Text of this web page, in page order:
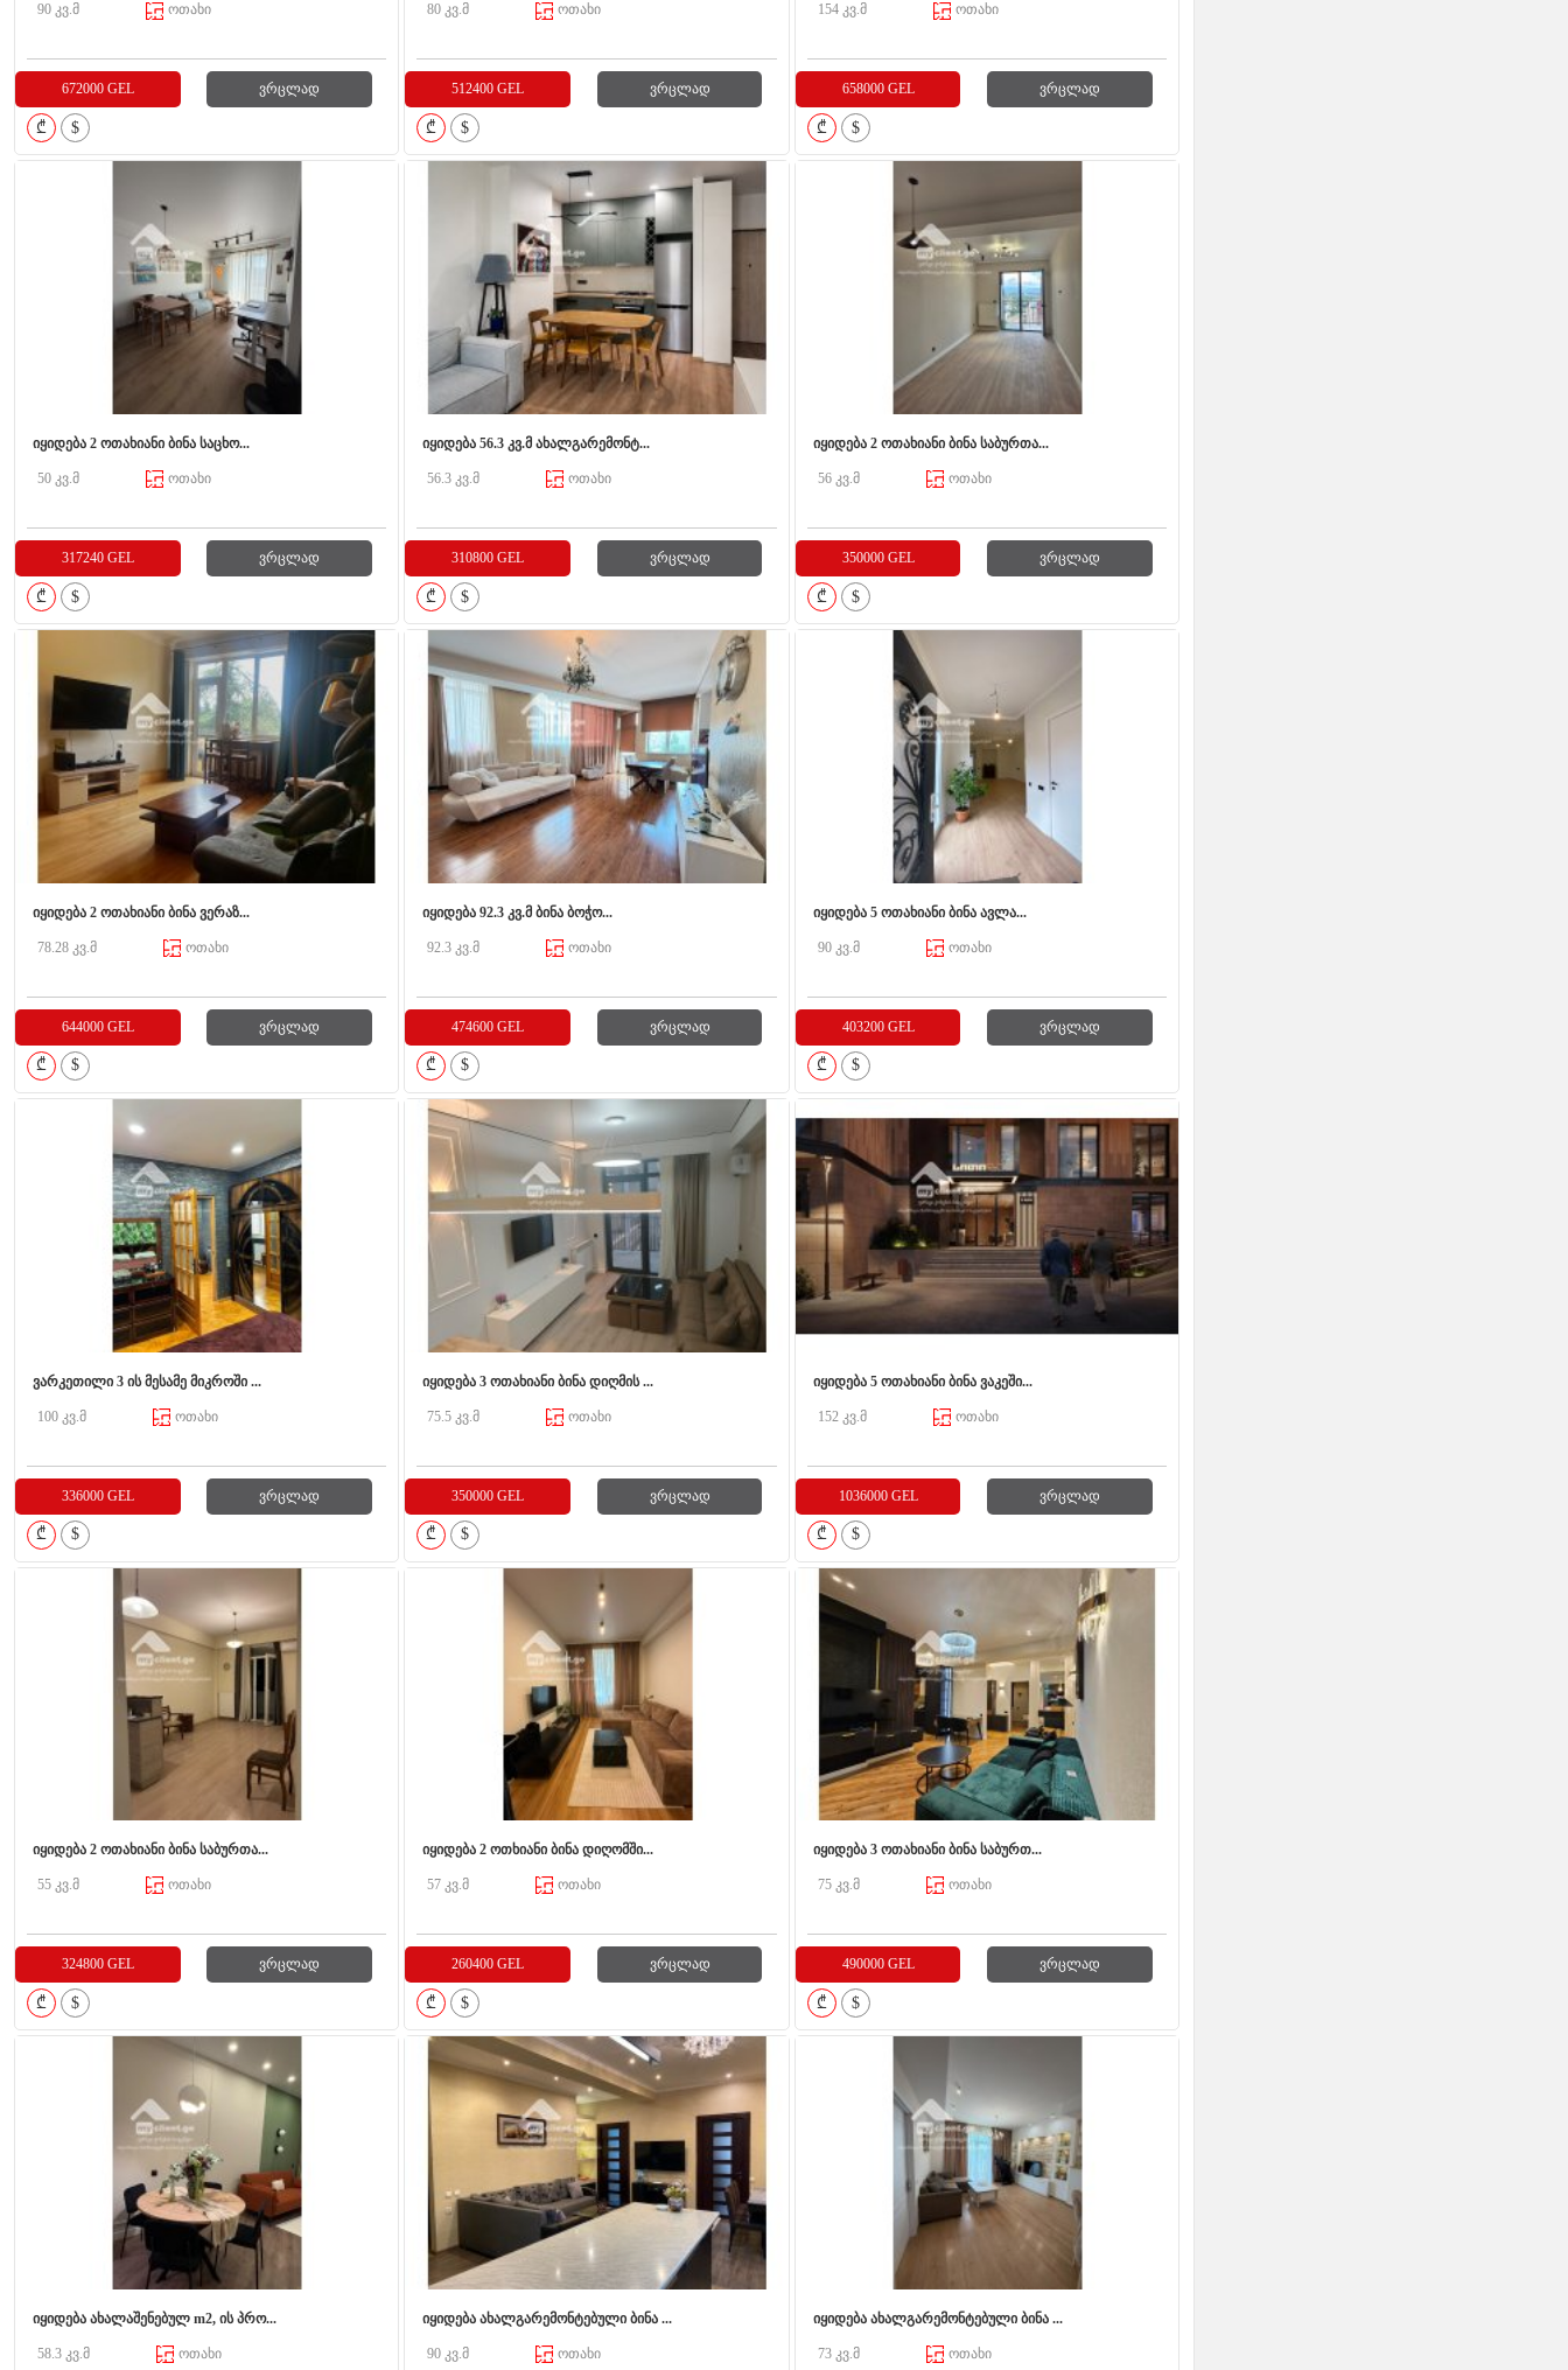
90 კვ.მ ოთახი
672000 GEL ვრცლად
₾ $
80 კვ.მ ოთახი
512400 GEL ვრცლად
₾ $
154 კვ.მ ოთახი
658000 GEL ვრცლად
₾ $
იყიდება 2 ოთახიანი ბინა საცხო...
50 კვ.მ ოთახი
317240 GEL ვრცლად
₾ $
იყიდება 56.3 კვ.მ ახალგარემონტ...
56.3 კვ.მ ოთახი
310800 GEL ვრცლად
₾ $
იყიდება 2 ოთახიანი ბინა საბურთა...
56 კვ.მ ოთახი
350000 GEL ვრცლად
₾ $
იყიდება 2 ოთახიანი ბინა ვერაზ...
78.28 კვ.მ ოთახი
644000 GEL ვრცლად
₾ $
იყიდება 92.3 კვ.მ ბინა ბოჭო...
92.3 კვ.მ ოთახი
474600 GEL ვრცლად
₾ $
იყიდება 5 ოთახიანი ბინა ავლა...
90 კვ.მ ოთახი
403200 GEL ვრცლად
₾ $
ვარკეთილი 3 ის მესამე მიკროში ...
100 კვ.მ ოთახი
336000 GEL ვრცლად
₾ $
იყიდება 3 ოთახიანი ბინა დიღმის ...
75.5 კვ.მ ოთახი
350000 GEL ვრცლად
₾ $
იყიდება 5 ოთახიანი ბინა ვაკეში...
152 კვ.მ ოთახი
1036000 GEL ვრცლად
₾ $
იყიდება 2 ოთახიანი ბინა საბურთა...
55 კვ.მ ოთახი
324800 GEL ვრცლად
₾ $
იყიდება 2 ოთხიანი ბინა დიღომში...
57 კვ.მ ოთახი
260400 GEL ვრცლად
₾ $
იყიდება 3 ოთახიანი ბინა საბურთ...
75 კვ.მ ოთახი
490000 GEL ვრცლად
₾ $
იყიდება ახალაშენებულ m2, ის პრო...
58.3 კვ.მ ოთახი
იყიდება ახალგარემონტებული ბინა ...
90 კვ.მ ოთახი
იყიდება ახალგარემონტებული ბინა ...
73 კვ.მ ოთახი